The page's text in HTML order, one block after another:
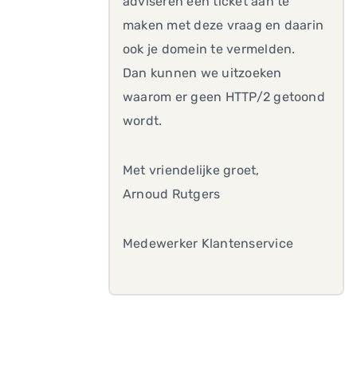
maken met deze vraag en daarin
ook je domein te vermelden.
Dan kunnen we uitzoeken
waarom er geen HTTP/2 getoond
wordt.
Met vriendelijke groet,
Arnoud Rutgers
Medewerker Klantenservice